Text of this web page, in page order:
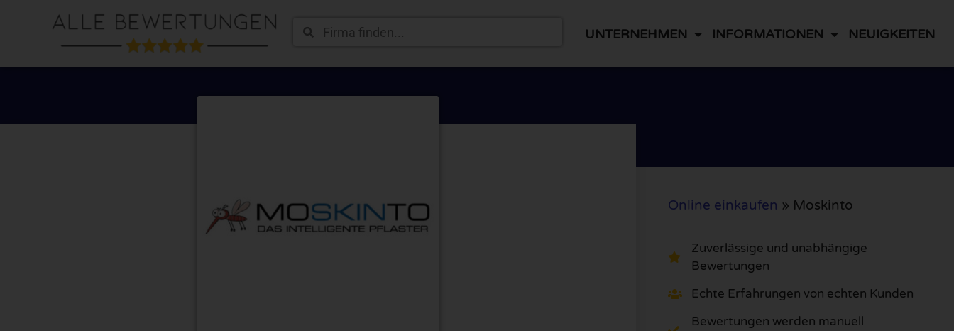
UNTERNEHMEN INFORMATIONEN NEUIGKEITEN
Online einkaufen » Moskinto
Zuverlässige und unabhängige
Bewertungen
Echte Erfahrungen von echten Kunden
Bewertungen werden manuell